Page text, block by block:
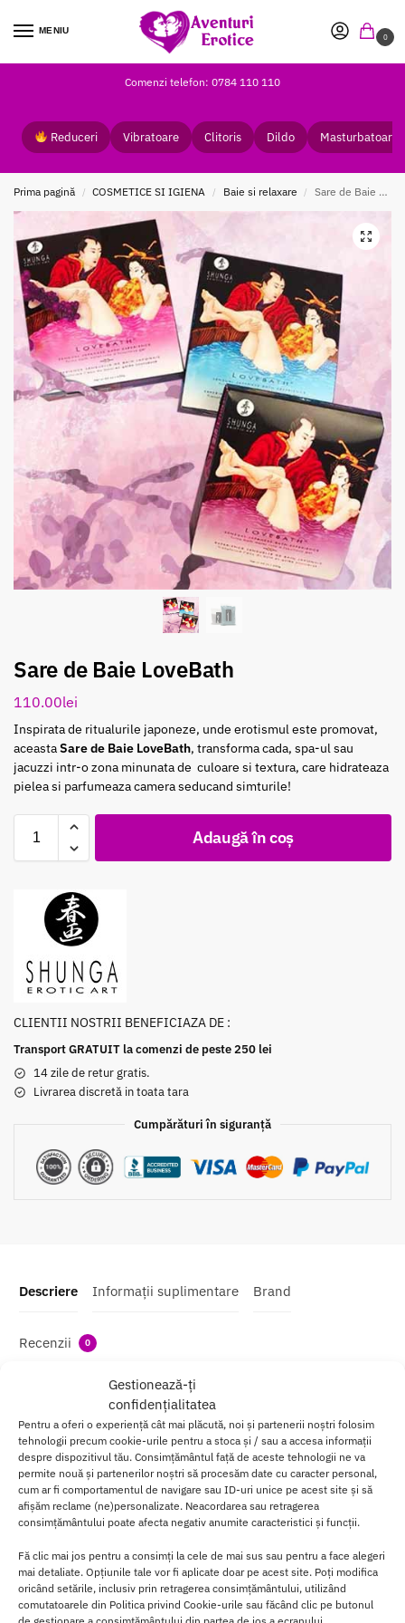
Gestionează-ți
confidențialitatea
Pentru a oferi o experiență cât mai plăcută, noi și partenerii noștri folosim
tehnologii precum cookie-urile pentru a stoca și / sau a accesa informații
despre dispozitivul tău. Consimțământul față de aceste tehnologii ne va
permite nouă și partenerilor noștri să procesăm date cu caracter personal,
cum ar fi comportamentul de navigare sau ID-uri unice pe acest site și să
afișăm reclame (ne)personalizate. Neacordarea sau retragerea
consimțământului poate afecta negativ anumite caracteristici și funcții.
Fă clic mai jos pentru a consimți la cele de mai sus sau pentru a face alegeri
mai detaliate. Opțiunile tale vor fi aplicate doar pe acest site. Poți modifica
oricând setările, inclusiv prin retragerea consimțământului, utilizând
comutatoarele din Politica privind Cookie-urile sau făcând clic pe butonul
MENIU
0
Comenzi telefon: 0784 110 110
Reduceri Vibratoare Clitoris Dildo Masturbatoare
Prima pagină / COSMETICE SI IGIENA / Baie si relaxare / Sare de Baie LoveBath
Sare de Baie LoveBath
110.00lei
Inspirata de ritualurile japoneze, unde erotismul este promovat,
aceastaSare de Baie LoveBath, transforma cada, spa-ul sau
jacuzzi intr-o zona minunata de culoare si textura, care hidrateaza
pielea si parfumeaza camera seducand simturile!
Adaugă în coș
CLIENTII NOSTRII BENEFICIAZA DE :
Transport GRATUIT la comenzi de peste 250 lei
14 zile de retur gratis.
Livrarea discretă in toata tara
Cumpărături în siguranță
Descriere Informații suplimentare Brand
Recenzii 0
Inspirata de ritualurile japoneze, unde erotismul este promovat,
aceastaSare de Baie LoveBath, transforma cada, spa-ul sau
jacuzzi intr-o zona minunata de culoare si textura, care hidrateaza
pielea si parfumeaza camera seducand simturile!Adaugata in apa,
pu
ar
o